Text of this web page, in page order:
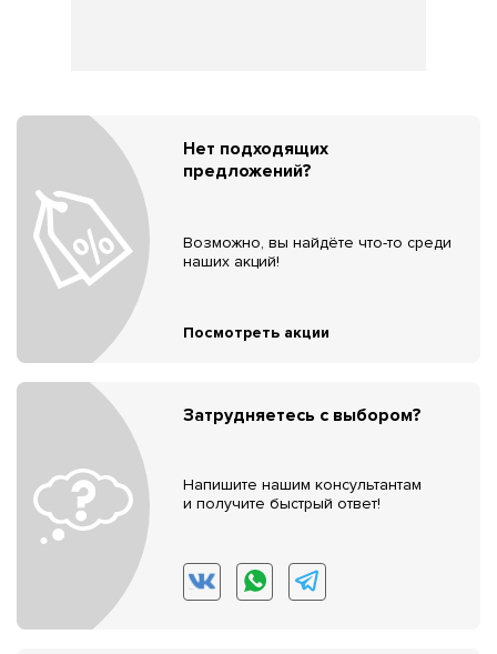
Нет подходящих
предложений?
Возможно, вы найдёте что-то среди
наших акций!
Посмотреть акции
Затрудняетесь с выбором?
Напишите нашим консультантам
и получите быстрый ответ!